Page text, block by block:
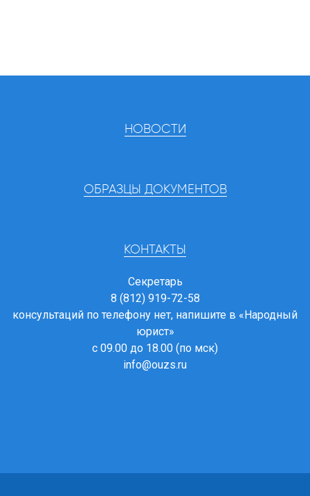
НОВОСТИ
ОБРАЗЦЫ ДОКУМЕНТОВ
КОНТАКТЫ
Секретарь
8 (812) 919-72-58
консультаций по телефону нет, напишите в «Народный
юрист»
с 09.00 до 18.00 (по мск)
info@ouzs.ru